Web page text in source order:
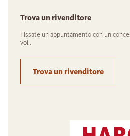
Trova un rivenditore
Fissate un appuntamento con un
voi..
Trova un rivenditore